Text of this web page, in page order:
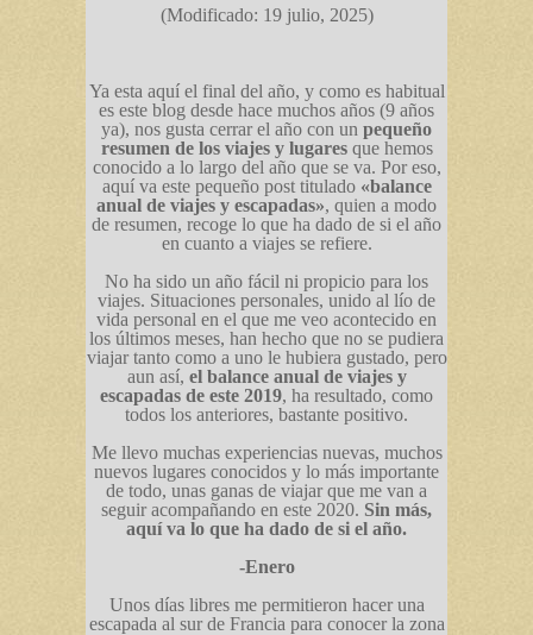
(Modificado: 19 julio, 2025)
Ya esta aquí el final del año, y como es habitual
es este blog desde hace muchos años (9 años
ya), nos gusta cerrar el año con un pequeño
resumen de los viajes y lugaresque hemos
conocido a lo largo del año que se va. Por eso,
aquí va este pequeño post titulado «balance
anual de viajes y escapadas», quien a modo
de resumen, recoge lo que ha dado de si el año
en cuanto a viajes se refiere.
No ha sido un año fácil ni propicio para los
viajes. Situaciones personales, unido al lío de
vida personal en el que me veo acontecido en
los últimos meses, han hecho que no se pudiera
viajar tanto como a uno le hubiera gustado, pero
aun así, el balance anual de viajes y
escapadas de este 2019, ha resultado, como
todos los anteriores, bastante positivo.
Me llevo muchas experiencias nuevas, muchos
nuevos lugares conocidos y lo más importante
de todo, unas ganas de viajar que me van a
seguir acompañando en este 2020. Sin más,
aquí va lo que ha dado de si el año.
-Enero
Unos días libres me permitieron hacer una
escapada al sur de Francia para conocer la zona